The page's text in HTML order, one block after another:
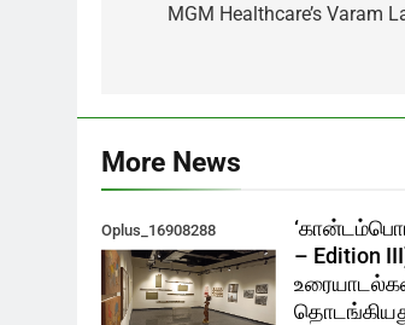
navigation
MGM Healthcare’s Varam
More News
Oplus_16908288
– Edition